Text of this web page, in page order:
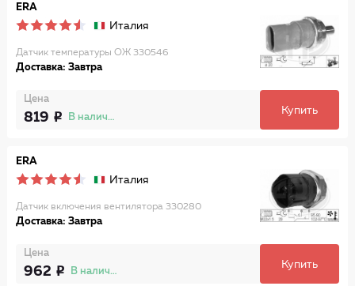
ERA
Италия
Датчик температуры ОЖ 330546
Доставка: Завтра
Цена
819 В наличии
Купить
ERA
Италия
Датчик включения вентилятора 330280
Доставка: Завтра
Цена
962 В наличии
Купить